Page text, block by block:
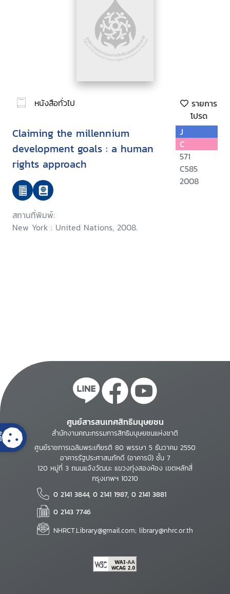
หนังสือทั่วไป
รายการ
โปรด
Claiming the millennium
development goals : a human
rights approach
สถานที่พิมพ์:
New York : United Nations, 2008.
J
C
571
C585
2008
ศูนย์สารสนเทศสิทธิมนุษยชน
สำนักงานคณะกรรมการสิทธิมนุษยชนแห่งชาติ
ศูนย์ราชการเฉลิมพระเกียรติ 80 พรรษา 5 ธันวาคม 2550
อาคารรัฐประศาสนภักดี (อาคารบี) ชั้น 7
120 หมู่ที่ 3 ถนนแจ้งวัฒนะ แขวงทุ่งสองห้อง เขตหลักสี่
กรุงเทพฯ 10210
0 2141 3844, 0 2141 1987, 0 2141 3881
0 2143 7746
NHRCT.Library@gmail.com; library@nhrc.or.th